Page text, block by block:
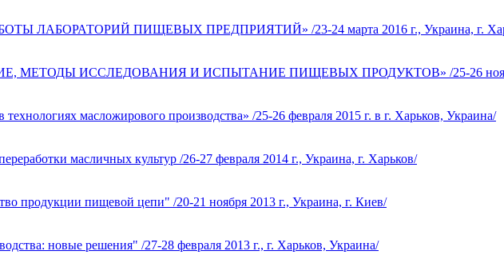
ЛАБОРАТОРИЙ ПИЩЕВЫХ ПРЕДПРИЯТИЙ» /23-24 марта 2016 г., Украина, г.
МЕТОДЫ ИССЛЕДОВАНИЯ И ИСПЫТАНИЕ ПИЩЕВЫХ ПРОДУКТОВ» /25-26 ноября
масложирового производства» /25-26 февраля 2015 г. в г. Харьков, Украина/
масличных культур /26-27 февраля 2014 г., Украина, г. Харьков/
продукции пищевой цепи" /20-21 ноября 2013 г., Украина, г. Киев/
новые решения" /27-28 февраля 2013 г., г. Харьков, Украина/